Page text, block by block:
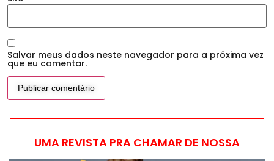
Salvar meus dados neste navegador para a próxima vez
que eu comentar.
UMA REVISTA PRA CHAMAR DE NOSSA